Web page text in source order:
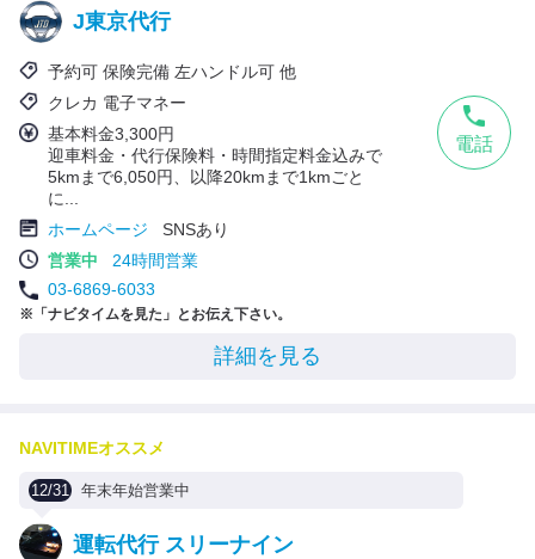
J東京代行
予約可 保険完備 左ハンドル可 他
クレカ 電子マネー
基本料金3,300円
迎車料金・代行保険料・時間指定料金込みで
5kmまで6,050円、以降20kmまで1kmごと
に...
ホームページ
SNSあり
営業中
24時間営業
03-6869-6033
※「ナビタイムを見た」とお伝え下さい。
詳細を見る
電話
NAVITIMEオススメ
12/31 年末年始営業中
運転代行 スリーナイン